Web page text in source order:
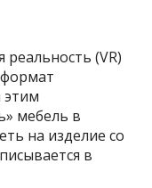
реальность (VR)
этим
мебель в
на изделие со
в